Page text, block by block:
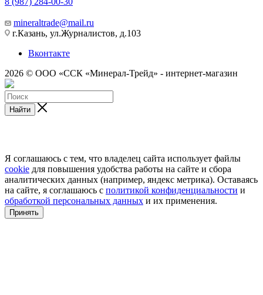
mineraltrade@mail.ru
г.Казань, ул.Журналистов, д.103
Вконтакте
2026 © ООО «ССК «Минерал-Трейд» - интернет-магазин
Найти
Я соглашаюсь с тем, что владелец сайта использует файлы
cookie для повышения удобства работы на сайте и сбора
аналитических данных (например, яндекс метрика). Оставаясь
на сайте, я соглашаюсь с политикой конфиденциальности и
обработкой персональных данных и их применения.
Принять